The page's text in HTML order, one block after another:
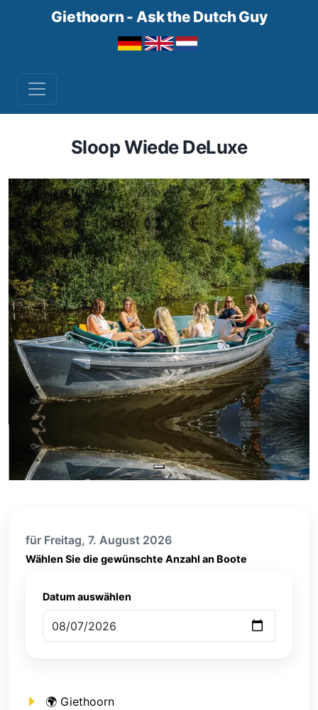
Giethoorn - Ask the Dutch Guy
Sloop Wiede DeLuxe
für Freitag, 7. August 2026
Wählen Sie die gewünschte Anzahl an Boote
Datum auswählen
🌍 Giethoorn